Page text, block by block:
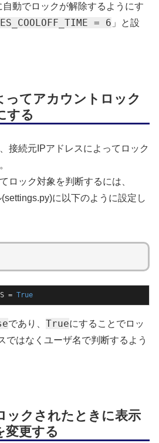
動でロックが解除するようにす
= 6 」と設
ってアカウントロック
する
接続元IPアドレスによってロック
ロック対象を判断するには、
に以下のように設定し
= True
であり、Trueにすることでロッ
ではなくユーザ名で判断するよう
ックされたときに表示
変更する